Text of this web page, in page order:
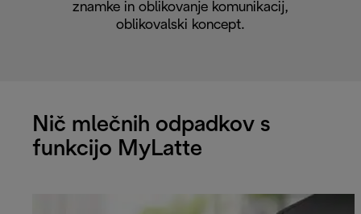
znamke in oblikovanje komunikacij,
oblikovalski koncept.
Nič mlečnih odpadkov s
funkcijo MyLatte